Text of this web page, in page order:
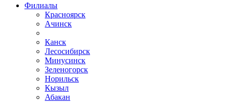
Филиалы
Красноярск
Ачинск
Канск
Лесосибирск
Минусинск
Зеленогорск
Норильск
Кызыл
Абакан